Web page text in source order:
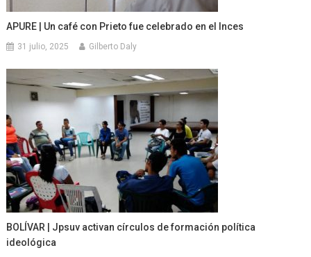
APURE | Un café con Prieto fue celebrado en el Inces
31 julio, 2025 Gilberto Daly
BOLÍVAR | Jpsuv activan círculos de formación política
ideológica